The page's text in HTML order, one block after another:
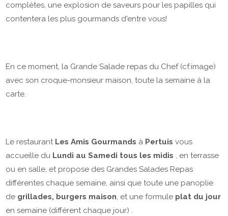
complètes, une explosion de saveurs pour les papilles qui
contentera les plus gourmands d'entre vous!
En ce moment, la Grande Salade repas du Chef (cf:image)
avec son croque-monsieur maison, toute la semaine à la
carte.
Le restaurant Les Amis Gourmands à Pertuisvous
accueille du Lundi au Samedi tous les midis , en terrasse
ou en salle, et propose des Grandes Salades Repas
différentes chaque semaine, ainsi que toute une panoplie
de grillades, burgers maison, et une formule plat du jour
en semaine (différent chaque jour) .